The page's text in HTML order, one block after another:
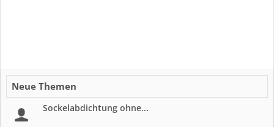
Neue Themen
Sockelabdichtung ohne...